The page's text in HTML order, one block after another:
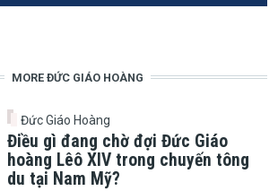
MORE ĐỨC GIÁO HOÀNG
Đức Giáo Hoàng
Điều gì đang chờ đợi Đức Giáo
hoàng Lêô XIV trong chuyến tông
du tại Nam Mỹ?